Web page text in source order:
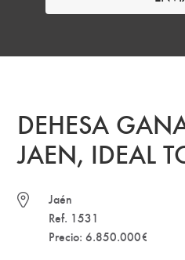
DEHESA
JAEN, IDEAL
Jaén
Ref. 1531
Precio: 6.850.000€